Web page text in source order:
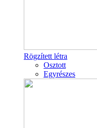
Rögzített létra
Osztott
Egyrészes